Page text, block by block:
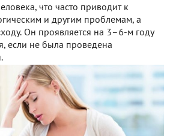
что часто приводит к
и другим проблемам, а
Он проявляется на 3–6-м году
если не была проведена